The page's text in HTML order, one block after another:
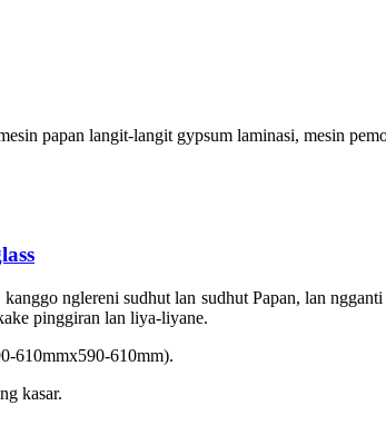
papan langit-langit gypsum laminasi, mesin
nglereni sudhut lan sudhut Papan, lan
pinggiran lan liya-liyane.
610mmx590-610mm).
kasar.